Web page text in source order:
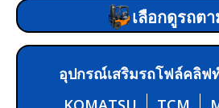
เลือกดูรถต
อุปกรณ์เสริมรถโฟล์คลิฟ